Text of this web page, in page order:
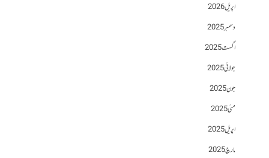
اپریل 2026
دسمبر 2025
اگست 2025
جولائی 2025
جون 2025
مئی 2025
اپریل 2025
مارچ 2025